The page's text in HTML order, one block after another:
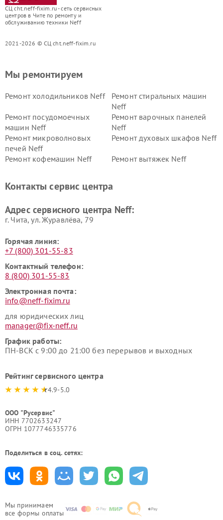
СЦ cht.neff-fixim.ru - сеть сервисных
центров в Чите по ремонту и
обслуживанию техники Neff
2021-2026 © СЦ cht.neff-fixim.ru
Мы принимаем
все формы оплаты
Мы ремонтируем
Ремонт холодильников Neff
Ремонт стиральных машин
Neff
Ремонт посудомоечных
машин Neff
Ремонт варочных панелей
Neff
Ремонт микроволновых
печей Neff
Ремонт духовых шкафов Neff
Ремонт кофемашин Neff Ремонт вытяжек Neff
Контакты сервис центра
Адрес сервисного центра Neff:
г. Чита, ул. Журавлёва, 79
Горячая линия:
+7 (800) 301-55-83
Контактный телефон:
8 (800) 301-55-83
Электронная почта:
info@neff-fixim.ru
для юридических лиц
manager@fix-neff.ru
График работы:
ПН-ВСК с 9:00 до 21:00 без перерывов и выходных
Рейтинг сервисного центра
4.9-5.0
ООО "Русервис"
ИНН 7702633247
ОГРН 1077746335776
Поделиться в соц. сетях: